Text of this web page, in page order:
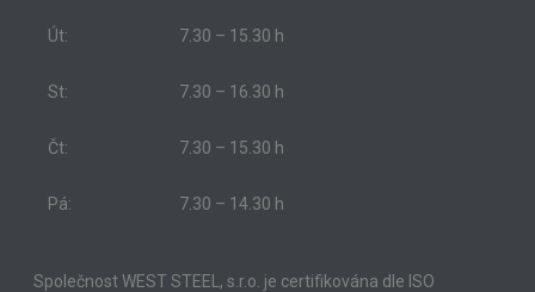
Út: 7.30 – 15.30 h
St: 7.30 – 16.30 h
Čt: 7.30 – 15.30 h
Pá: 7.30 – 14.30 h
Společnost WEST STEEL, s.r.o. je certifikována dle ISO